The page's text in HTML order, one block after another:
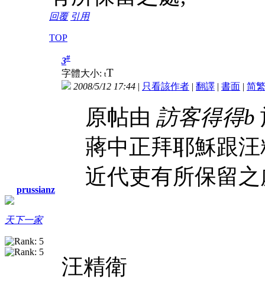
回覆 引用
TOP
prussianz
天下一家
3#
字體大小: tT
2008/5/12 17:44 | 只看該作者 | 翻譯 | 書面 | 简繁
原帖由 訪客得得b
蔣中正拜耶穌跟
近代吏有所保留之
汪精衛